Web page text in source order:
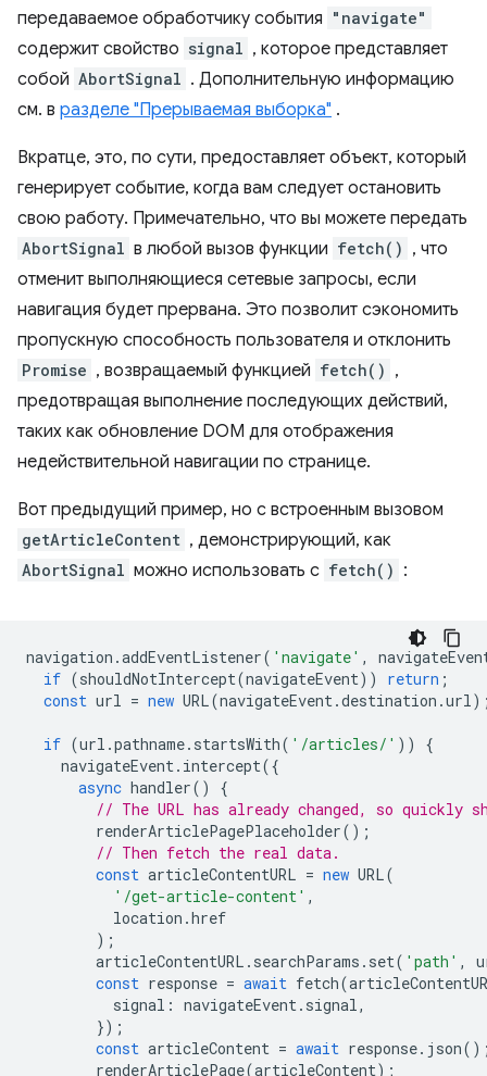
передаваемое обработчику события "navigate"
содержит свойство signal , которое представляет
собой AbortSignal . Дополнительную информацию
см. в разделе "Прерываемая выборка" .
Вкратце, это, по сути, предоставляет объект, который
генерирует событие, когда вам следует остановить
свою работу. Примечательно, что вы можете передать
AbortSignal в любой вызов функции fetch() , что
отменит выполняющиеся сетевые запросы, если
навигация будет прервана. Это позволит сэкономить
пропускную способность пользователя и отклонить
Promise , возвращаемый функцией fetch() ,
предотвращая выполнение последующих действий,
таких как обновление DOM для отображения
недействительной навигации по странице.
Вот предыдущий пример, но с встроенным вызовом
getArticleContent , демонстрирующий, как
AbortSignal можно использовать с fetch() :
navigation .addEventListener( 'navigate' ,
if (shouldNotIntercept(navigateEvent)) return ;
const url = new URL(navigateEvent.destination .url
if (url .pathname. startsWith( '/articles/' ))
{
navigateEvent. intercept({
async handler()
{
// The URL has already changed, so quickly
renderArticlePagePlaceholder();
// Then fetch the real data.
const articleContentURL = new URL(
'/get-article-content' ,
location .href
);
articleContentURL . searchParams . set( 'path' ,
const response = await fetch(
signal : navigateEvent. signal,
});
const articleContent = await response. json
renderArticlePage(articleContent);